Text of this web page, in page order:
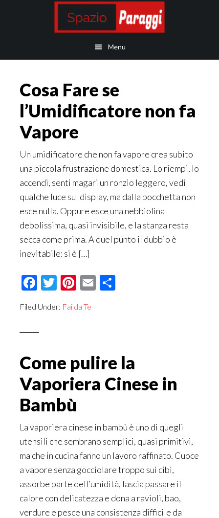
Menu
Cosa Fare se
l’Umidificatore non fa
Vapore
Un umidificatore che non fa vapore crea subito
una piccola frustrazione domestica. Lo riempi, lo
accendi, senti magari un ronzio leggero, vedi
qualche luce sul display, ma dalla bocchetta non
esce nulla. Oppure esce una nebbiolina
debolissima, quasi invisibile, e la stanza resta
secca come prima. A quel punto il dubbio è
inevitabile: si è […]
Facebook
Twitter
Pinterest
Email
Filed Under: Fai da Te
Come pulire la
Vaporiera Cinese in
Bambù
La vaporiera cinese in bambù è uno di quegli
utensili che sembrano semplici, quasi primitivi,
ma che in cucina fanno un lavoro raffinato. Cuoce
a vapore senza gocciolare troppo sui cibi,
assorbe parte dell’umidità, lascia passare il
calore con delicatezza e dona a ravioli, bao,
verdure e pesce una consistenza difficile da